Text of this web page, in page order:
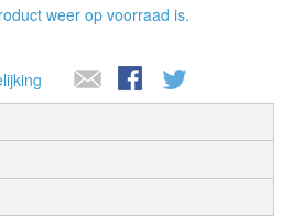
weer op voorraad is.